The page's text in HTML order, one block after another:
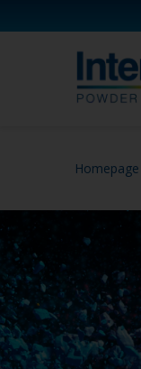
Homepage